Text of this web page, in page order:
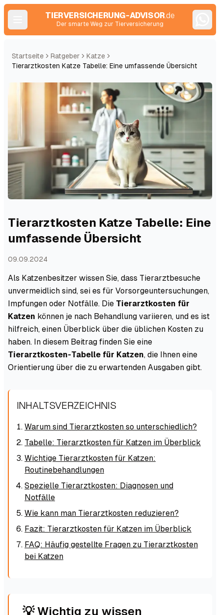
TIERVERSICHERUNG-ADVISOR.de
Der smarte Weg zur Tierversicherung
Startseite Ratgeber
Katze
Tierarztkosten Katze Tabelle: Eine umfassende Übersicht
Tierarztkosten Katze Tabelle: Eine
umfassende Übersicht
09.09.2024
Als Katzenbesitzer wissen Sie, dass Tierarztbesuche
unvermeidlich sind, sei es für Vorsorgeuntersuchungen,
Impfungen oder Notfälle. Die Tierarztkosten für
Katzen können je nach Behandlung variieren, und es ist
hilfreich, einen Überblick über die üblichen Kosten zu
haben. In diesem Beitrag finden Sie eine
Tierarztkosten-Tabelle für Katzen, die Ihnen eine
Orientierung über die zu erwartenden Ausgaben gibt.
INHALTSVERZEICHNIS
Warum sind Tierarztkosten so unterschiedlich?
Tabelle: Tierarztkosten für Katzen im Überblick
Wichtige Tierarztkosten für Katzen:
Routinebehandlungen
Spezielle Tierarztkosten: Diagnosen und
Notfälle
Wie kann man Tierarztkosten reduzieren?
Fazit: Tierarztkosten für Katzen im Überblick
FAQ: Häufig gestellte Fragen zu Tierarztkosten
bei Katzen
💡 Wichtig zu wissen